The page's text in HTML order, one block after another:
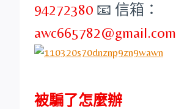
94272380 📧 信箱：
awc665782@gmail.com
被騙了怎麼辦